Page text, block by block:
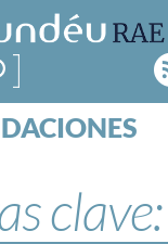
BLOG
clave: